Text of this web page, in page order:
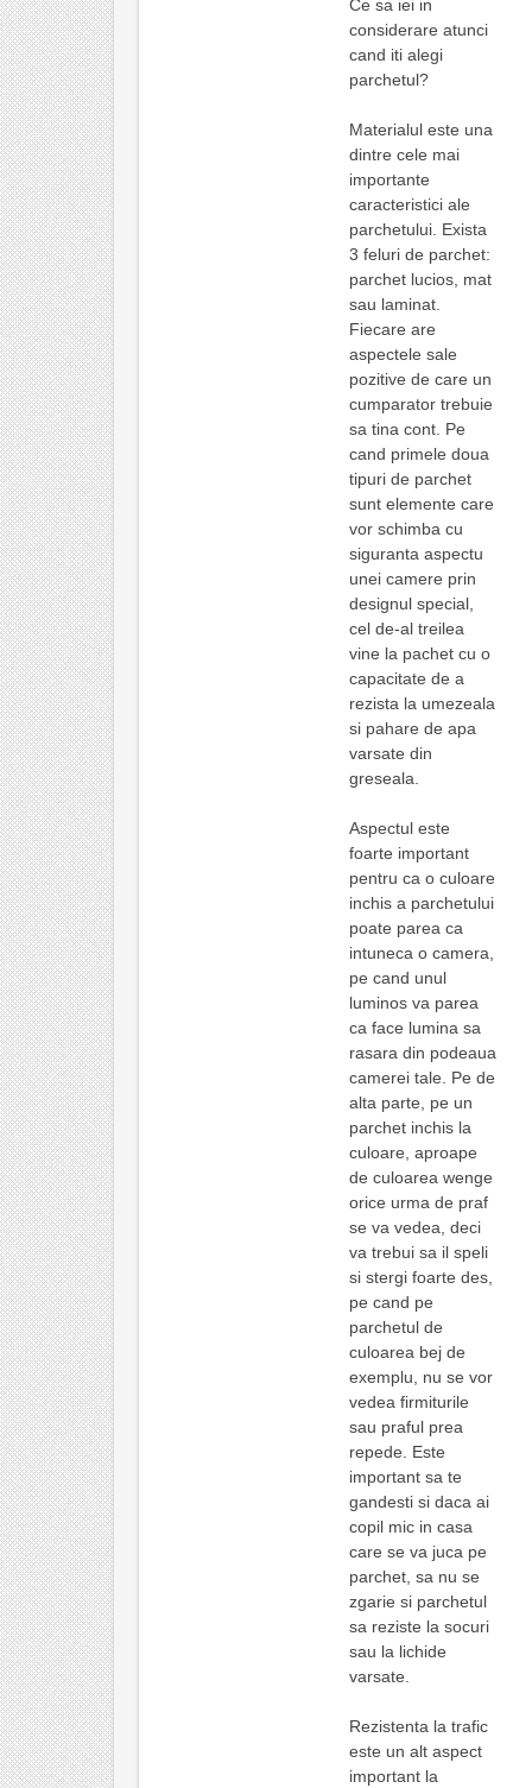
Ce sa iei in
considerare atunci
cand iti alegi
parchetul?
Materialul este una
dintre cele mai
importante
caracteristici ale
parchetului. Exista
3 feluri de parchet:
parchet lucios, mat
sau laminat.
Fiecare are
aspectele sale
pozitive de care un
cumparator trebuie
sa tina cont. Pe
cand primele doua
tipuri de parchet
sunt elemente care
vor schimba cu
siguranta aspectu
unei camere prin
designul special,
cel de-al treilea
vine la pachet cu o
capacitate de a
rezista la umezeala
si pahare de apa
varsate din
greseala.
Aspectul este
foarte important
pentru ca o culoare
inchis a parchetului
poate parea ca
intuneca o camera,
pe cand unul
luminos va parea
ca face lumina sa
rasara din podeaua
camerei tale. Pe de
alta parte, pe un
parchet inchis la
culoare, aproape
de culoarea wenge
orice urma de praf
se va vedea, deci
va trebui sa il speli
si stergi foarte des,
pe cand pe
parchetul de
culoarea bej de
exemplu, nu se vor
vedea firmiturile
sau praful prea
repede. Este
important sa te
gandesti si daca ai
copil mic in casa
care se va juca pe
parchet, sa nu se
zgarie si parchetul
sa reziste la socuri
sau la lichide
varsate.
Rezistenta la trafic
este un alt aspect
important la